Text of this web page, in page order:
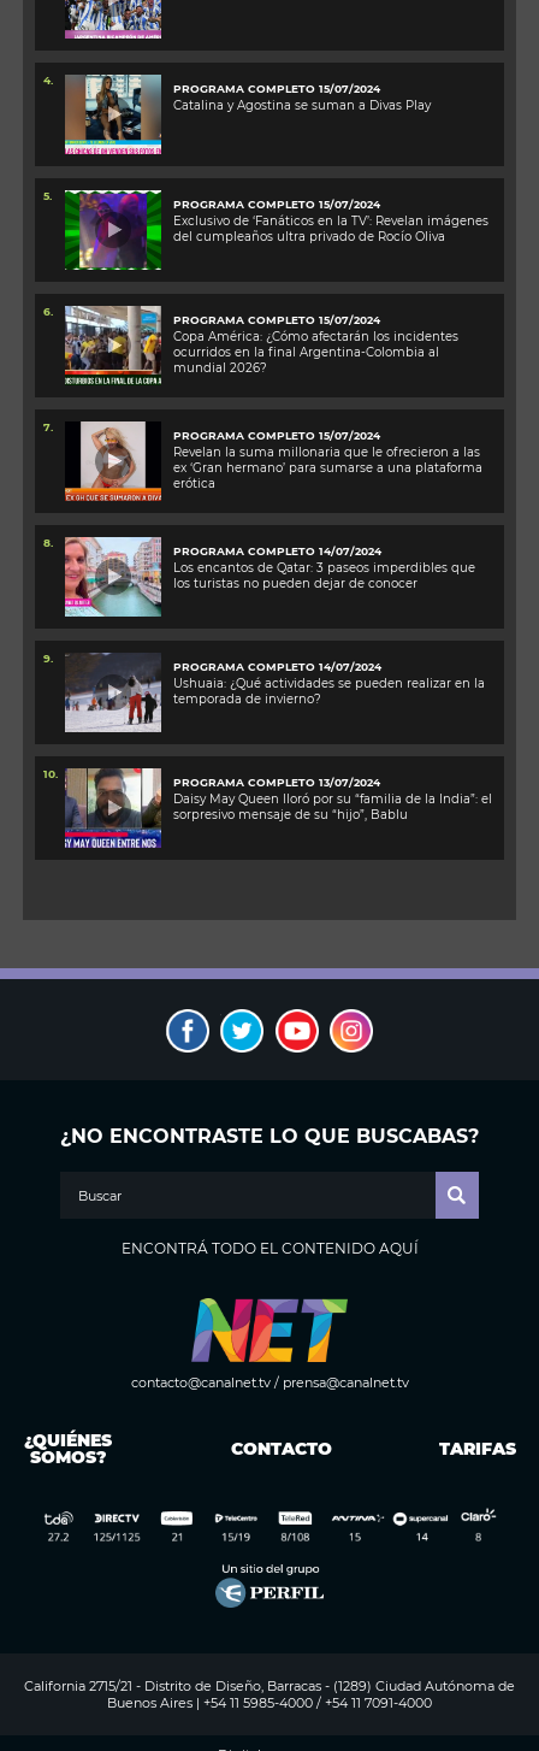
4.
PROGRAMA COMPLETO 15/07/2024
Catalina y Agostina se suman a Divas Play
5.
PROGRAMA COMPLETO 15/07/2024
Exclusivo de ‘Fanáticos en la TV’: Revelan imágenes
del cumpleaños ultra privado de Rocío Oliva
6.
PROGRAMA COMPLETO 15/07/2024
Copa América: ¿Cómo afectarán los incidentes
ocurridos en la final Argentina-Colombia al
mundial 2026?
7.
PROGRAMA COMPLETO 15/07/2024
Revelan la suma millonaria que le ofrecieron a las
ex ‘Gran hermano’ para sumarse a una plataforma
erótica
8.
PROGRAMA COMPLETO 14/07/2024
Los encantos de Qatar: 3 paseos imperdibles que
los turistas no pueden dejar de conocer
9.
PROGRAMA COMPLETO 14/07/2024
Ushuaia: ¿Qué actividades se pueden realizar en la
temporada de invierno?
10.
PROGRAMA COMPLETO 13/07/2024
Daisy May Queen lloró por su “familia de la India”: el
sorpresivo mensaje de su “hijo”, Bablu
¿NO ENCONTRASTE LO QUE BUSCABAS?
ENCONTRÁ TODO EL CONTENIDO AQUÍ
contacto@canalnet.tv/ prensa@canalnet.tv
¿QUIÉNES
SOMOS? CONTACTO TARIFAS
California 2715/21 - Distrito de Diseño, Barracas - (1289) Ciudad Autónoma de
Buenos Aires | +54 11 5985-4000 / +54 11 7091-4000